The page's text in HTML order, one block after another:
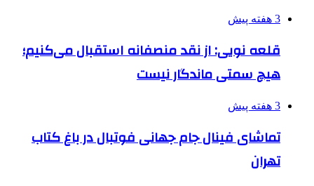
3 هفته پیش
قلعه نویی: از نقد منصفانه استقبال می‌کنیم؛
هیچ سمتی ماندگار نیست
3 هفته پیش
تماشای فینال جام جهانی فوتبال در باغ کتاب
تهران